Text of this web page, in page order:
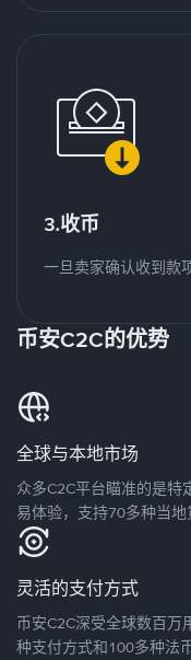
3.收币
一旦卖家确认收到款
币安C2C的优势
全球与本地市场
众多C2C平台瞄准的是特
易体验，支持70多种当地
灵活的支付方式
币安C2C深受全球数百
种支付方式和100多种法